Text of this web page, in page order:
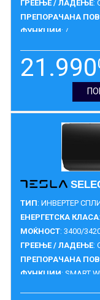
ГРЕЕЊЕ / ЛАДЕЊЕ:
ПРЕПОРАЧАНА
ФУНКЦИИ: /
21.990
ТИП: ИНВЕРТЕР
ЕНЕРГЕТСКА КЛАСА
МОЌНОСТ: 3400/
ГРЕЕЊЕ / ЛАДЕЊЕ:
ПРЕПОРАЧАНА
ФУНКЦИИ: SMART